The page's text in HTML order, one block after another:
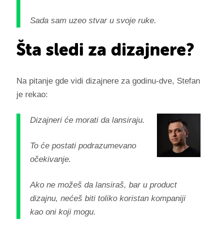
Sada sam uzeo stvar u svoje ruke.
Šta sledi za dizajnere?
Na pitanje gde vidi dizajnere za godinu-dve, Stefan
je rekao:
Dizajneri će morati da lansiraju.
To će postati podrazumevano
očekivanje.
Ako ne možeš da lansiraš, bar u product
dizajnu, nećeš biti toliko koristan kompaniji
kao oni koji mogu.